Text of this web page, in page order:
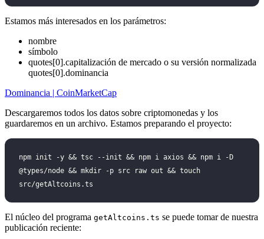
Estamos más interesados en los parámetros:
nombre
símbolo
quotes[0].capitalización de mercado o su versión normalizada
quotes[0].dominancia
Dominancia | CoinMarketCap
Descargaremos todos los datos sobre criptomonedas y los
guardaremos en un archivo. Estamos preparando el proyecto:
npm init -y && tsc --init && npm i axios && npm i -D
@types/node && mkdir -p src raw out && touch
src/getAltcoins.ts
El núcleo del programa getAltcoins.ts se puede tomar de nuestra
publicación reciente: